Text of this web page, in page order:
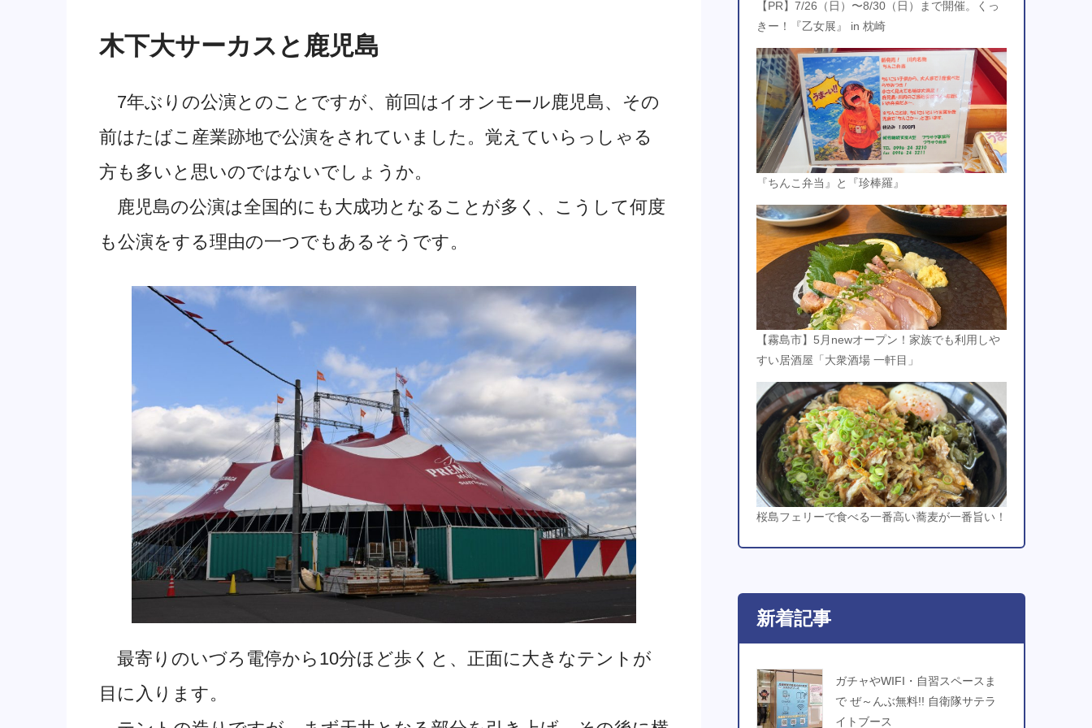
木下大サーカスと鹿児島
7年ぶりの公演とのことですが、前回はイオンモール鹿児島、その
前はたばこ産業跡地で公演をされていました。覚えていらっしゃる
方も多いと思いのではないでしょうか。
鹿児島の公演は全国的にも大成功となることが多く、こうして何度
も公演をする理由の一つでもあるそうです。
最寄りのいづろ電停から10分ほど歩くと、正面に大きなテントが
目に入ります。
【PR】7/26（日）〜8/30（日）まで開催。くっ
きー！『乙女展』 in 枕崎
『ちんこ弁当』と『珍棒羅』
【霧島市】5月newオープン！家族でも利用しや
すい居酒屋「大衆酒場 一軒目」
桜島フェリーで食べる一番高い蕎麦が一番旨い！
新着記事
ガチャやWIFI・自習スペースま
で ぜ～んぶ無料!! 自衛隊サテラ
イトブース